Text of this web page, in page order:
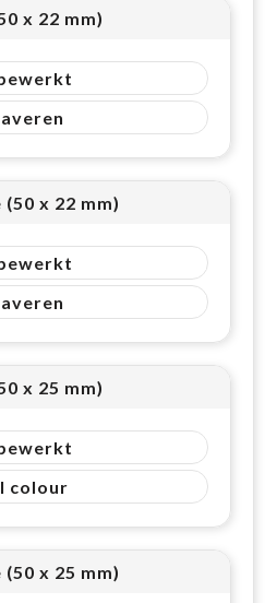
x 22 mm)
x 22 mm)
x 25 mm)
colour
x 25 mm)